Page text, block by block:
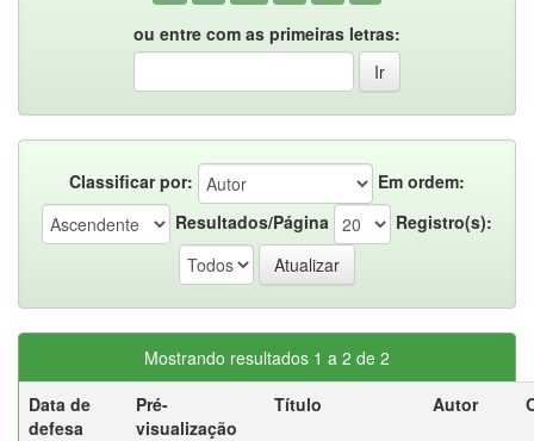
ou entre com as primeiras letras:
Classificar por:
Em ordem:
Resultados/Página
Registro(s):
Mostrando resultados 1 a 2 de 2
Data de
defesa
Pré-
visualização
Título Autor